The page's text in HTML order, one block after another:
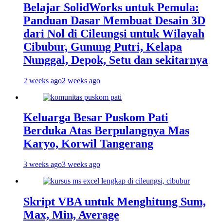
Belajar SolidWorks untuk Pemula:
Panduan Dasar Membuat Desain 3D
dari Nol di Cileungsi untuk Wilayah
Cibubur, Gunung Putri, Kelapa
Nunggal, Depok, Setu dan sekitarnya
2 weeks ago2 weeks ago
Keluarga Besar Puskom Pati
Berduka Atas Berpulangnya Mas
Karyo, Korwil Tangerang
3 weeks ago3 weeks ago
Skript VBA untuk Menghitung Sum,
Max, Min, Average